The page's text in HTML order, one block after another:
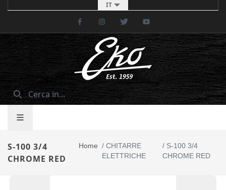
IT
FacebookInstagramTwitter
S-100 3/4
CHROME RED
Home / CHITARRE
ELETTRICHE
/S-100 3/4
CHROME RED